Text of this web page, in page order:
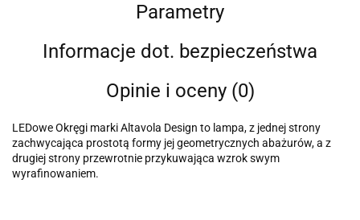
Parametry
Informacje dot. bezpieczeństwa
Opinie i oceny (0)
LEDowe Okręgi marki Altavola Design to lampa, z jednej strony
zachwycająca prostotą formy jej geometrycznych abażurów, a z
drugiej strony przewrotnie przykuwająca wzrok swym
wyrafinowaniem.